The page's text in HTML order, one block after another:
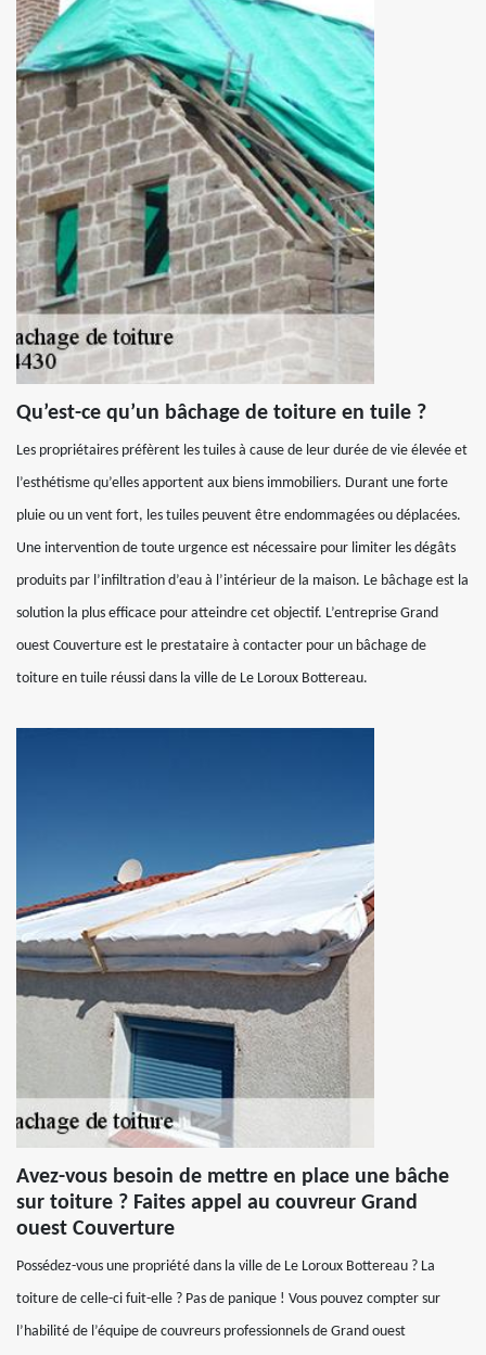
Qu’est-ce qu’un bâchage de toiture en tuile ?
Les propriétaires préfèrent les tuiles à cause de leur durée de vie élevée et
l’esthétisme qu’elles apportent aux biens immobiliers. Durant une forte
pluie ou un vent fort, les tuiles peuvent être endommagées ou déplacées.
Une intervention de toute urgence est nécessaire pour limiter les dégâts
produits par l’infiltration d’eau à l’intérieur de la maison. Le bâchage est la
solution la plus efficace pour atteindre cet objectif. L’entreprise Grand
ouest Couverture est le prestataire à contacter pour un bâchage de
toiture en tuile réussi dans la ville de Le Loroux Bottereau.
Avez-vous besoin de mettre en place une bâche
sur toiture ? Faites appel au couvreur Grand
ouest Couverture
Possédez-vous une propriété dans la ville de Le Loroux Bottereau ? La
toiture de celle-ci fuit-elle ? Pas de panique ! Vous pouvez compter sur
l’habilité de l’équipe de couvreurs professionnels de Grand ouest